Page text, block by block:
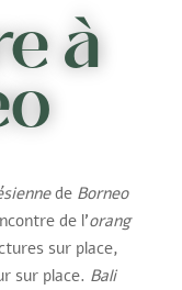
à
de Borneo
de l’orang
sur place,
sur place. Bali